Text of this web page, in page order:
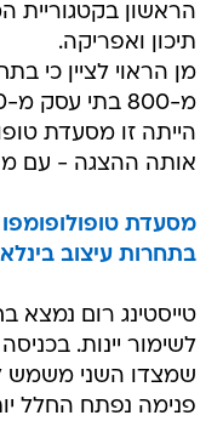
הראשון בקטגוריית
תיכון ואפריקה.
מן הראוי לציין כי
הייתה זו מסעדת
אותה ההצגה - עם
מסעדת
בתחרות עיצוב
טייסטינג רום
לשימור יינות.
שמצדו השני משמש
פנימה נפתח החלל